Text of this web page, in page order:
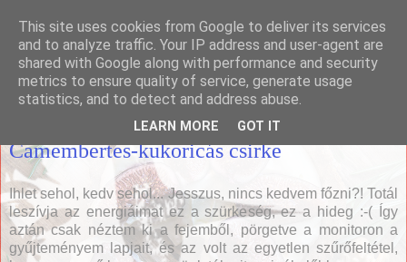
Házias konyha
Camembertes-kukoricás csirke
Ihlet sehol, kedv sehol... Jesszus, nincs kedvem főzni?! Totál
leszívja az energiáimat ez a szürkeség, ez a hideg :-( Így
aztán csak néztem ki a fejemből, pörgetve a monitoron a
gyűjteményem lapjait, és az volt az egyetlen szűrőfeltétel,
This site uses cookies from Google to deliver its services
and to analyze traffic. Your IP address and user-agent are
shared with Google along with performance and security
metrics to ensure quality of service, generate usage
statistics, and to detect and address abuse.
LEARN MORE GOT IT